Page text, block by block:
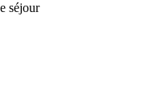
séjour